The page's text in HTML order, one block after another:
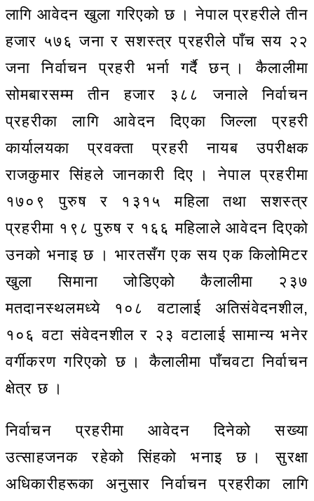
लागि आवेदन खुला गरिएको छ । नेपाल प्रहरीले तीन
हजार ५७६ जना र सशस्त्र प्रहरीले पाँच सय २२
जना निर्वाचन प्रहरी भर्ना गर्दै छन् । कैलालीमा
सोमबारसम्म तीन हजार ३८८ जनाले निर्वाचन
प्रहरीका लागि आवेदन दिएका जिल्ला प्रहरी
कार्यालयका प्रवक्ता प्रहरी नायब उपरीक्षक
राजकुमार सिंहले जानकारी दिए । नेपाल प्रहरीमा
१७०९ पुरुष र १३१५ महिला तथा सशस्त्र
प्रहरीमा १९८ पुरुष र १६६ महिलाले आवेदन दिएको
उनको भनाइ छ । भारतसँग एक सय एक किलोमिटर
खुला सिमाना जोडिएको कैलालीमा २३७
मतदानस्थलमध्ये १०८ वटालाई अतिसंवेदनशील,
१०६ वटा संवेदनशील र २३ वटालाई सामान्य भनेर
वर्गीकरण गरिएको छ । कैलालीमा पाँचवटा निर्वाचन
क्षेत्र छ ।
निर्वाचन प्रहरीमा आवेदन दिनेको सख्या
उत्साहजनक रहेको सिंहको भनाइ छ । सुरक्षा
अधिकारीहरूका अनुसार निर्वाचन प्रहरीका लागि